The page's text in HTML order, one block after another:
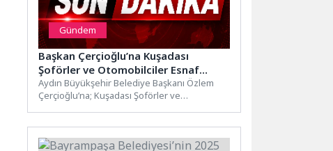
Gündem
Başkan Çerçioğlu’na Kuşadası
Şoförler ve Otomobilciler Esnaf
Odası’ndan Ziyaret
Aydın Büyükşehir Belediye Başkanı Özlem
Çerçioğlu’na; Kuşadası Şoförler ve